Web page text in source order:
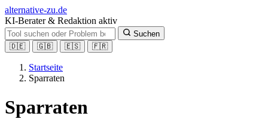
alternative-zu.de
KI-Berater & Redaktion aktiv
Suchen
🇩🇪
🇬🇧 🇪🇸 🇫🇷
Startseite
Sparraten
Sparraten